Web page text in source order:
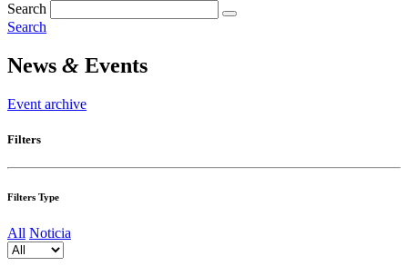
Search
Search
News & Events
Event archive
Filters
Filters Type
All Noticia